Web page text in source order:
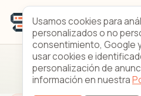
Usamos cookies para
personalizados o no
consentimiento, Google
usar cookies e
personalización de
información en nuestra